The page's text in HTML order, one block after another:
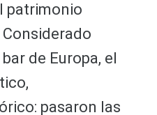
patrimonio
de Europa, el
pasaron las